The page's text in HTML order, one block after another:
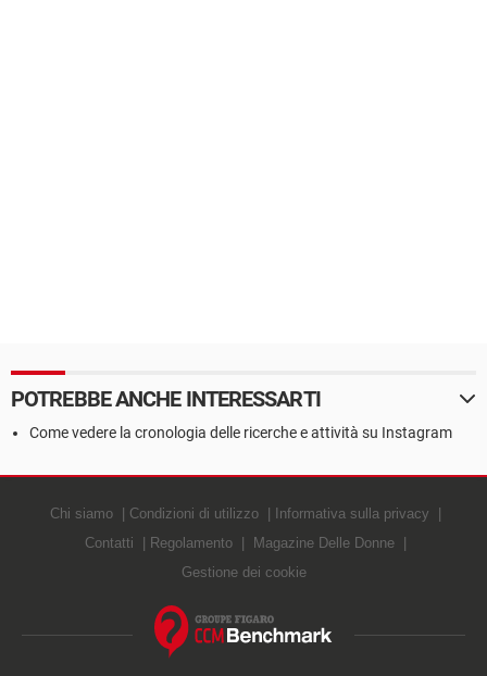
POTREBBE ANCHE INTERESSARTI
Come vedere la cronologia delle ricerche e attività su Instagram
Chi siamo Condizioni di utilizzo
Informativa sulla privacy
Contatti
Regolamento
Magazine Delle Donne
Gestione dei cookie